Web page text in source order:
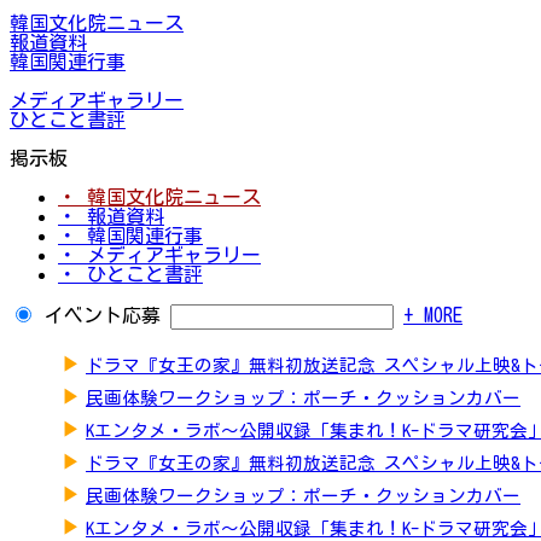
韓国文化院ニュース
報道資料
韓国関連行事
メディアギャラリー
ひとこと書評
掲示板
・ 韓国文化院ニュース
・ 報道資料
・ 韓国関連行事
・ メディアギャラリー
・ ひとこと書評
イベント応募 + MORE
▶ ドラマ『女王の家』無料初放送記念 スペシャル上映&
▶ 民画体験ワークショップ：ポーチ・クッションカバー
▶ Kエンタメ・ラボ～公開収録「集まれ！K-ドラマ研究会」
▶ ドラマ『女王の家』無料初放送記念 スペシャル上映&
▶ 民画体験ワークショップ：ポーチ・クッションカバー
▶ Kエンタメ・ラボ～公開収録「集まれ！K-ドラマ研究会」